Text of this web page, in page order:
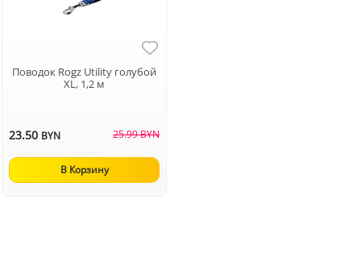
Поводок Rogz Utility голубой
XL, 1,2 м
23.50 BYN 25.99 BYN
В Корзину